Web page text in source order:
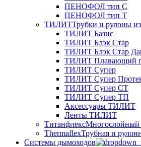
ПЕНОФОЛ тип C
ПЕНОФОЛ тип T
ТИЛИТТрубки и рулоны
ТИЛИТ Базис
ТИЛИТ Блэк Стар
ТИЛИТ Блэк Стар
ТИЛИТ Плавающий
ТИЛИТ Супер
ТИЛИТ Супер
ТИЛИТ Супер СТ
ТИЛИТ Супер ТП
Аксессуары ТИЛИТ
Ленты ТИЛИТ
ТитанфлексМногослойный
ThermaflexТрубная и
Cистемы дымоходов